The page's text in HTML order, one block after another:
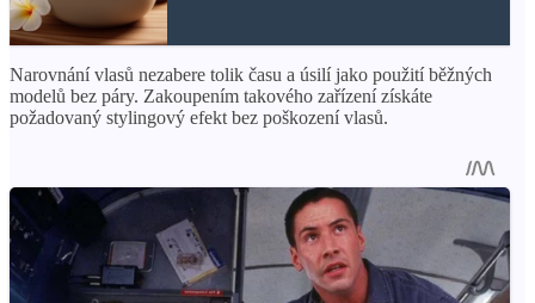
Narovnání vlasů nezabere tolik času a úsilí jako použití běžných
modelů bez páry. Zakoupením takového zařízení získáte
požadovaný stylingový efekt bez poškození vlasů.